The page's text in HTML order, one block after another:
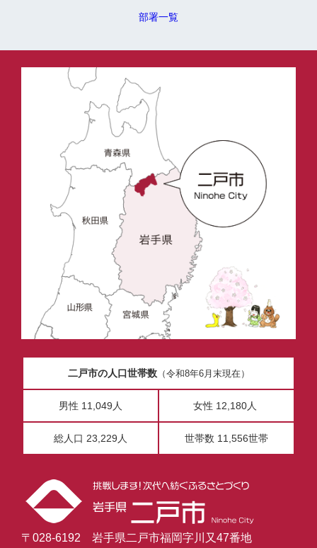
部署一覧
二戸市の人口世帯数（令和8年6月末現在）
男性 11,049人 女性 12,180人
総人口 23,229人 世帯数 11,556世帯
〒028-6192 岩手県二戸市福岡字川又47番地